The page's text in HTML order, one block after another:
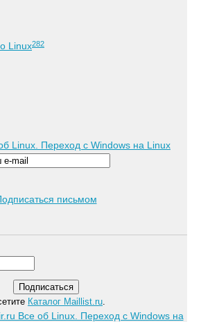
Linux282
Linux. Переход с Windows на Linux
письмом
Каталог Maillist.ru.